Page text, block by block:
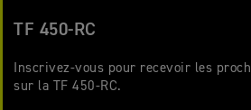
TF 450-RC
Inscrivez-vous pour recevoir les
sur la TF 450-RC.